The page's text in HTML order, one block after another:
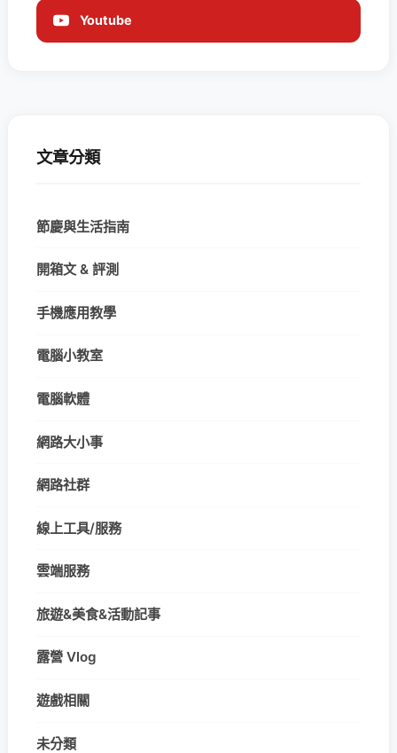
Youtube
文章分類
節慶與生活指南
開箱文 & 評測
手機應用教學
電腦小教室
電腦軟體
網路大小事
網路社群
線上工具/服務
雲端服務
旅遊&美食&活動記事
露營 Vlog
遊戲相關
未分類